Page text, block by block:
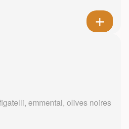
emmental, olives noires